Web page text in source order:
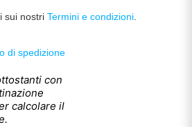
di spedizione
con
calcolare il
sui nostri Termini e condizioni